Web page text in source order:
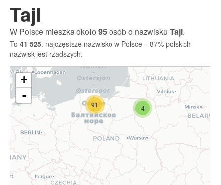
Tajl
W Polsce mieszka około95osób o nazwisku Tajl.
To 41 525. najczęstsze nazwisko w Polsce – 87% polskich
nazwisk jest rzadszych.
4
91
+
-